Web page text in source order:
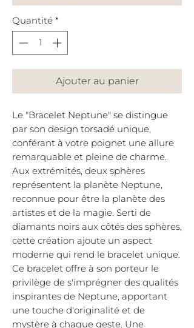
Quantité *
Ajouter au panier
Le "Bracelet Neptune" se distingue
par son design torsadé unique,
conférant à votre poignet une allure
remarquable et pleine de charme.
Aux extrémités, deux sphères
représentent la planète Neptune,
reconnue pour être la planète des
artistes et de la magie. Serti de
diamants noirs aux côtés des sphères,
cette création ajoute un aspect
moderne qui rend le bracelet unique.
Ce bracelet offre à son porteur le
privilège de s'imprégner des qualités
inspirantes de Neptune, apportant
une touche d'originalité et de
mystère à chaque geste. Une